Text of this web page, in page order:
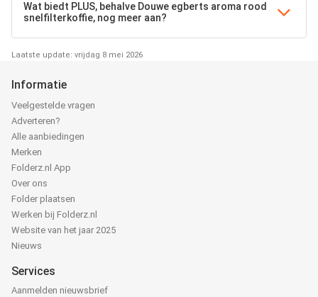
Wat biedt PLUS, behalve Douwe egberts aroma rood
snelfilterkoffie, nog meer aan?
Laatste update: vrijdag 8 mei 2026
Informatie
Veelgestelde vragen
Adverteren?
Alle aanbiedingen
Merken
Folderz.nl App
Over ons
Folder plaatsen
Werken bij Folderz.nl
Website van het jaar 2025
Nieuws
Services
Aanmelden nieuwsbrief